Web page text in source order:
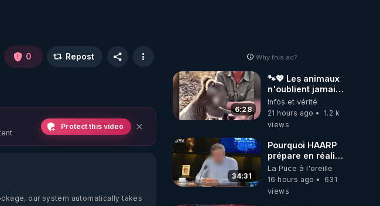
0 Repost
Protect this video
our system automatically takes
Why this ad?
6:28
🐾💖 Les animaux
n'oublient jamais
ceux qu'ils
aiment… 🥹❤️
Infos et vérité
21 hours ago
1.2 k
views
34:31
Pourquoi HAARP
prépare en réalité
un CHAOS
climatique, on
répond
La Puce à l'oreille
16 hours ago
631
views